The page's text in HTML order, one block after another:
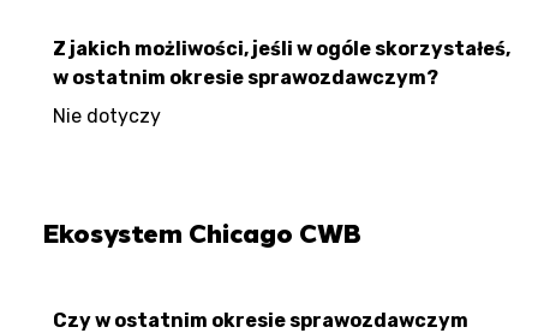
Z jakich możliwości, jeśli w ogóle skorzystałeś,
w ostatnim okresie sprawozdawczym?
Nie dotyczy
Ekosystem Chicago CWB
Czy w ostatnim okresie sprawozdawczym